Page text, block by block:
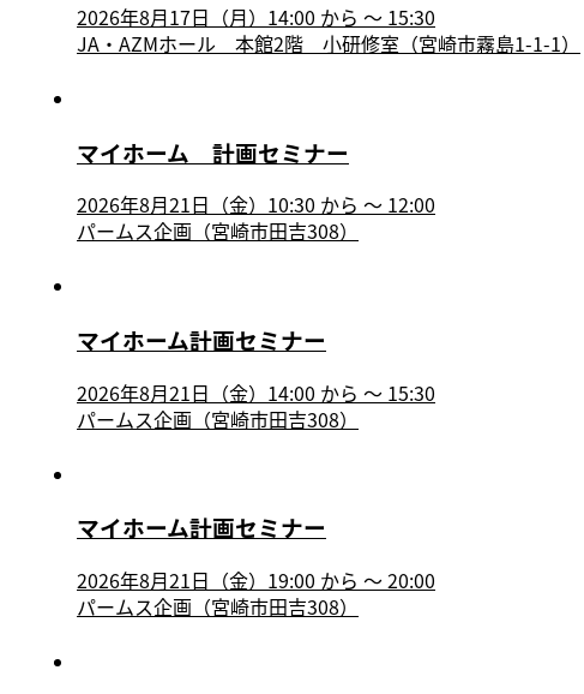
2026年8月17日（月）14:00 から 〜 15:30
JA・AZMホール 本館2階 小研修室（宮崎市霧島1-1-1）
マイホーム 計画セミナー
2026年8月21日（金）10:30 から 〜 12:00
パームス企画（宮崎市田吉308）
マイホーム計画セミナー
2026年8月21日（金）14:00 から 〜 15:30
パームス企画（宮崎市田吉308）
マイホーム計画セミナー
2026年8月21日（金）19:00 から 〜20:00
パームス企画（宮崎市田吉308）